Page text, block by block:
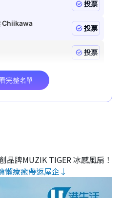
品牌MUZIK TIGER 冰感風扇！
懶療癒帶返屋企↓